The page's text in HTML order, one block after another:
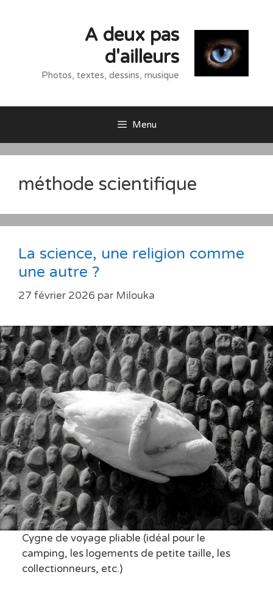
A deux pas
d'ailleurs
Photos, textes, dessins, musique
Menu
méthode scientifique
La science, une religion comme
une autre ?
27 février 2026 par Milouka
Cygne de voyage pliable (idéal pour le
camping, les logements de petite taille, les
collectionneurs, etc.)